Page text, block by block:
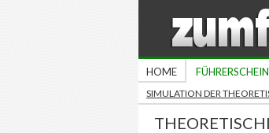
HOME
SIMULATION DER